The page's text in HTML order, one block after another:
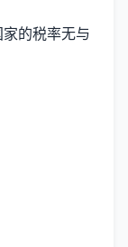
的税率无与